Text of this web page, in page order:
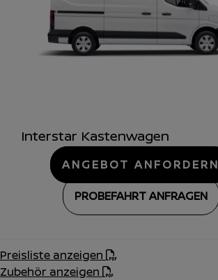
Interstar Kastenwagen
ANGEBOT ANFORDERN
PROBEFAHRT ANFRAGEN
Preisliste anzeigen
Zubehör anzeigen